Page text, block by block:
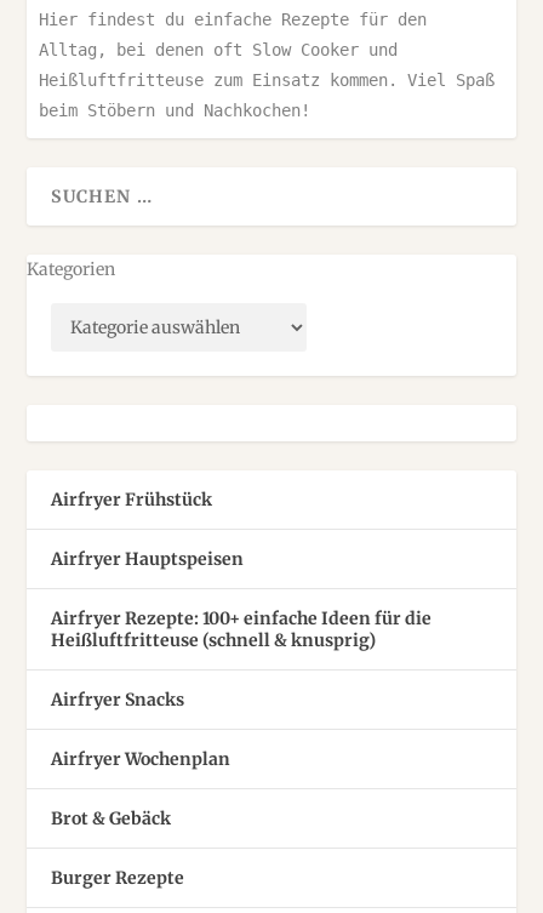
Hier findest du einfache Rezepte für den
Alltag, bei denen oft Slow Cooker und
Heißluftfritteuse zum Einsatz kommen. Viel Spaß
beim Stöbern und Nachkochen!
Kategorien
Airfryer Frühstück
Airfryer Hauptspeisen
Airfryer Rezepte: 100+ einfache Ideen für die
Heißluftfritteuse (schnell & knusprig)
Airfryer Snacks
Airfryer Wochenplan
Brot & Gebäck
Burger Rezepte